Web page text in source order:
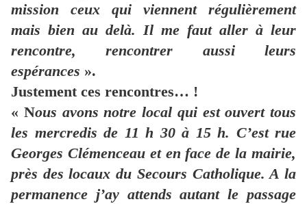
mission ceux qui viennent régulièrement
mais bien au delà. Il me faut aller à leur
rencontre, rencontrer aussi leurs
espérances ».
Justement ces rencontres… !
« Nous avons notre local qui est ouvert tous
les mercredis de 11 h 30 à 15 h. C’est rue
Georges Clémenceau et en face de la mairie,
près des locaux du Secours Catholique. A la
permanence j’ay attends autant le passage